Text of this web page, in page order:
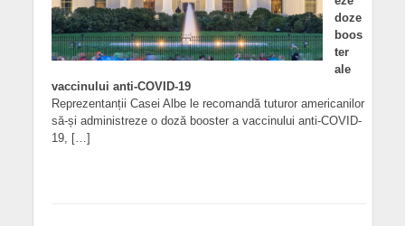
doze
boos
ter
ale
vaccinului anti-COVID-19
Reprezentanții Casei Albe le recomandă tuturor americanilor
să-și administreze o doză booster a vaccinului anti-COVID-
19, […]